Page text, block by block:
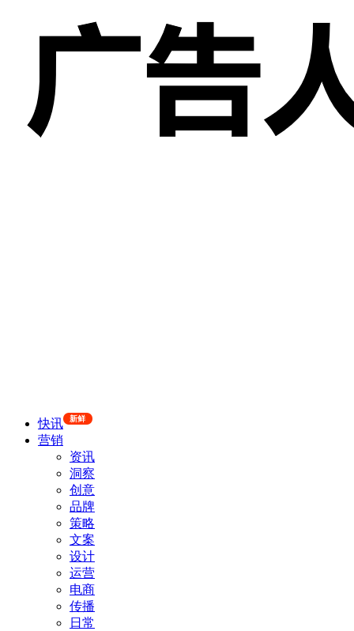
快讯 新鲜
营销
资讯
洞察
创意
品牌
策略
文案
设计
运营
电商
传播
日常